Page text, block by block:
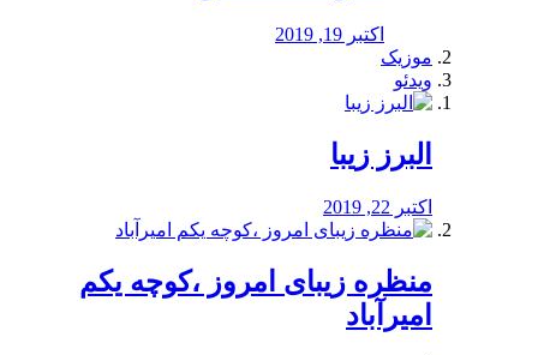
اکتبر 19, 2019
موزیک
ویدئو
البرز زیبا
اکتبر 22, 2019
منظره‌‌ زیبای امروز ،کوچه یکم
امیرآباد